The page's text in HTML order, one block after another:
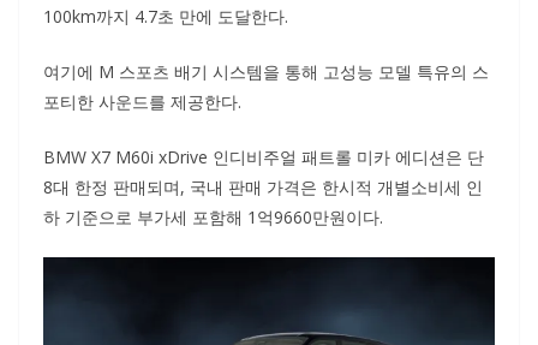
100km까지 4.7초 만에 도달한다.
여기에 M 스포츠 배기 시스템을 통해 고성능 모델 특유의 스
포티한 사운드를 제공한다.
BMW X7 M60i xDrive 인디비주얼 패트롤 미카 에디션은 단
8대 한정 판매되며, 국내 판매 가격은 한시적 개별소비세 인
하 기준으로 부가세 포함해 1억9660만원이다.